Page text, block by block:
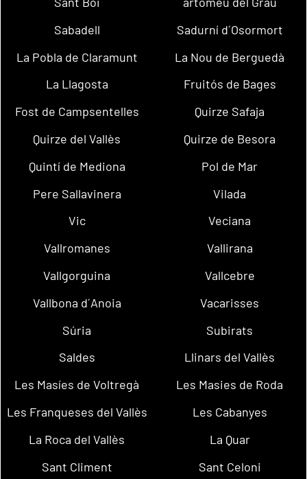
Sabadell
Sadurní d´Osormort
La Pobla de Claramunt
La Nou de Berguedà
La Llagosta
Fruitós de Bages
Fost de Campsentelles
Quirze Safaja
Quirze del Vallès
Quirze de Besora
Quintí de Mediona
Pol de Mar
Pere Sallavinera
Vilada
Vic
Veciana
Vallromanes
Vallirana
Vallgorguina
Vallcebre
Vallbona d´Anoia
Vacarisses
Súria
Subirats
Saldes
Llinars del Vallès
Les Masíes de Voltregà
Les Masies de Roda
Les Franqueses del Vallès
Les Cabanyes
La Roca del Vallès
La Quar
Sant Climent
Sant Celoni